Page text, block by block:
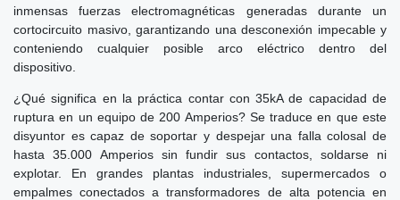
inmensas fuerzas electromagnéticas generadas durante un
cortocircuito masivo, garantizando una desconexión impecable y
conteniendo cualquier posible arco eléctrico dentro del
dispositivo.
¿Qué significa en la práctica contar con 35kA de capacidad de
ruptura en un equipo de 200 Amperios? Se traduce en que este
disyuntor es capaz de soportar y despejar una falla colosal de
hasta 35.000 Amperios sin fundir sus contactos, soldarse ni
explotar. En grandes plantas industriales, supermercados o
empalmes conectados a transformadores de alta potencia en